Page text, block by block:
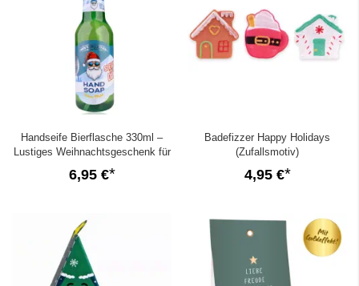
Handseife Bierflasche 330ml –
Lustiges Weihnachtsgeschenk für
6,95 €
Badefizzer Happy Holidays
(Zufallsmotiv)
4,95 €